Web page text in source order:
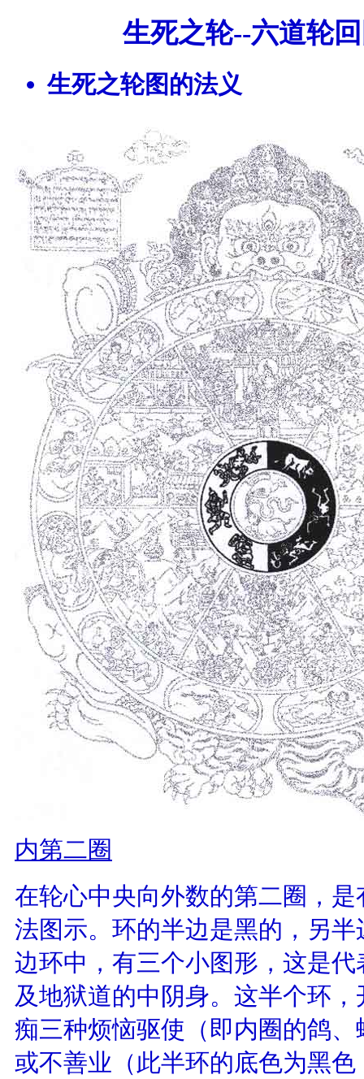
生死之轮--六道轮
生死之轮图的法义
内第二圈
在轮心中央向外数的第二圈，
法图示。环的半边是黑的，另
边环中，有三个小图形，这是
及地狱道的中阴身。这半个环
痴三种烦恼驱使（即内圈的鸽
或不善业（此半环的底色为黑